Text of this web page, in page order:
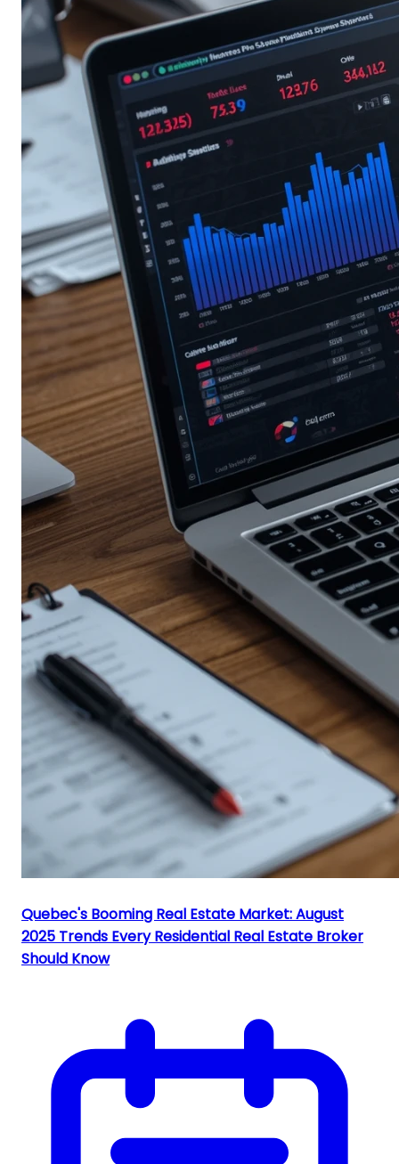
Quebec's Booming Real Estate Market: August
2025 Trends Every Residential Real Estate Broker
Should Know